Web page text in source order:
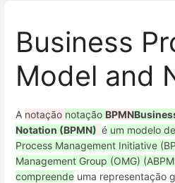
Business
Model and
A notação notação BPMN
Notation (BPMN) é um modelo
Process Management Initiative
Management Group (OMG)
compreende uma representação